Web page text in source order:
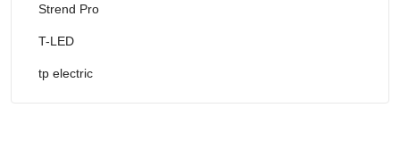
Strend Pro
T-LED
tp electric